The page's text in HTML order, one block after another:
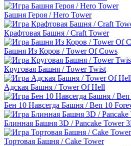
Башня Героя / Hero Tower
Крафтовая Башня / Craft Tower
Башня Из Коров / Tower Of Cows
Круговая Башня / Tower Twist
Адская Башня / Tower Of Hell
Бен 10 Навсегда Башня / Ben 10
Блинная Башня 3D / Pancake Tower
Тортовая Башня / Cake Tower